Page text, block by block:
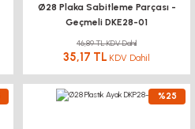
Ø28 Plaka Sabitleme Parçası -
Geçmeli DKE28-01
46,89 TL KDV Dahil
35,17 TL KDV Dahil
%25